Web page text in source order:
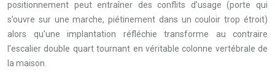
positionnement peut entraîner des conflits d’usage (porte qui
s’ouvre sur une marche, piétinement dans un couloir trop étroit)
alors qu’une implantation réfléchie transforme au contraire
l’escalier double quart tournant en véritable colonne vertébrale de
la maison.